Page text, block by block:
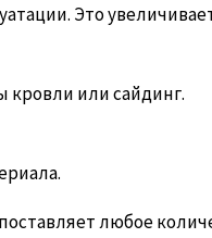
Это
или сайдинг.
любое